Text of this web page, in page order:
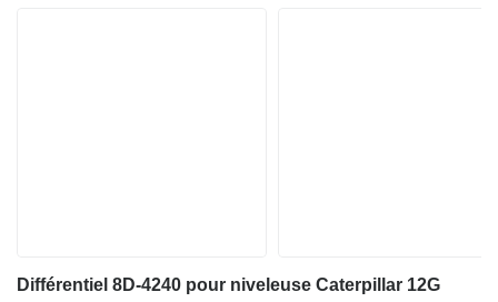
Différentiel 8D-4240 pour niveleuse Caterpillar 12G